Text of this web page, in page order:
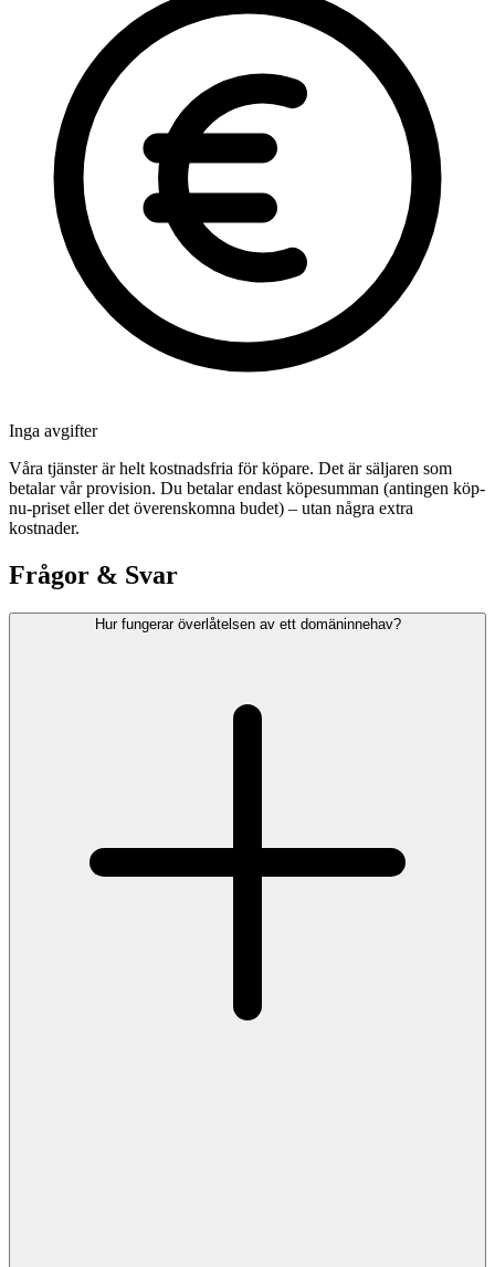
Inga avgifter
Våra tjänster är helt kostnadsfria för köpare. Det är säljaren som
betalar vår provision. Du betalar endast köpesumman (antingen köp-
nu-priset eller det överenskomna budet) – utan några extra
kostnader.
Frågor & Svar
Hur fungerar överlåtelsen av ett domäninnehav?